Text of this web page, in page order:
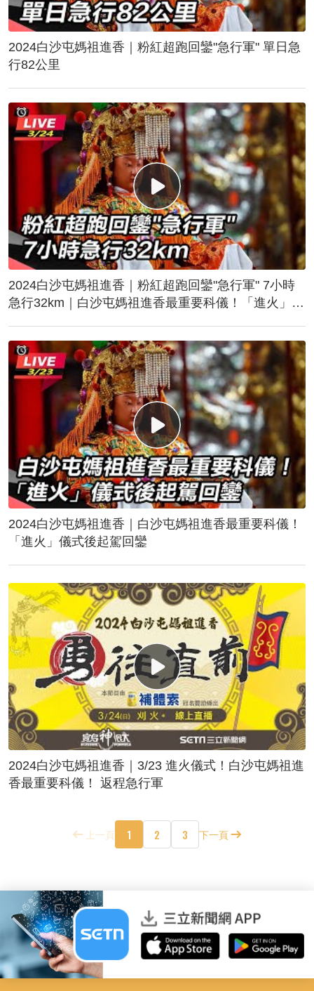
2024白沙屯媽祖進香｜粉紅超跑回鑾"急行軍" 單日急
行82公里
2024白沙屯媽祖進香｜粉紅超跑回鑾"急行軍" 7小時
急行32km｜白沙屯媽祖進香最重要科儀！「進火」儀
2024白沙屯媽祖進香｜白沙屯媽祖進香最重要科儀！
「進火」儀式後起駕回鑾
2024白沙屯媽祖進香｜3/23 進火儀式！白沙屯媽祖進
香最重要科儀！ 返程急行軍
上一頁 1 2 3 下一頁